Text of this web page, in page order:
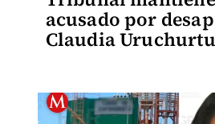
acusado por
Claudia